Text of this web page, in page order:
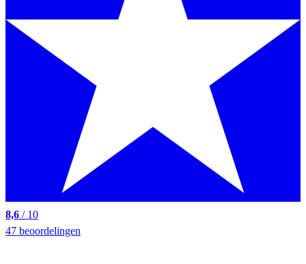
8,6 / 10
47 beoordelingen